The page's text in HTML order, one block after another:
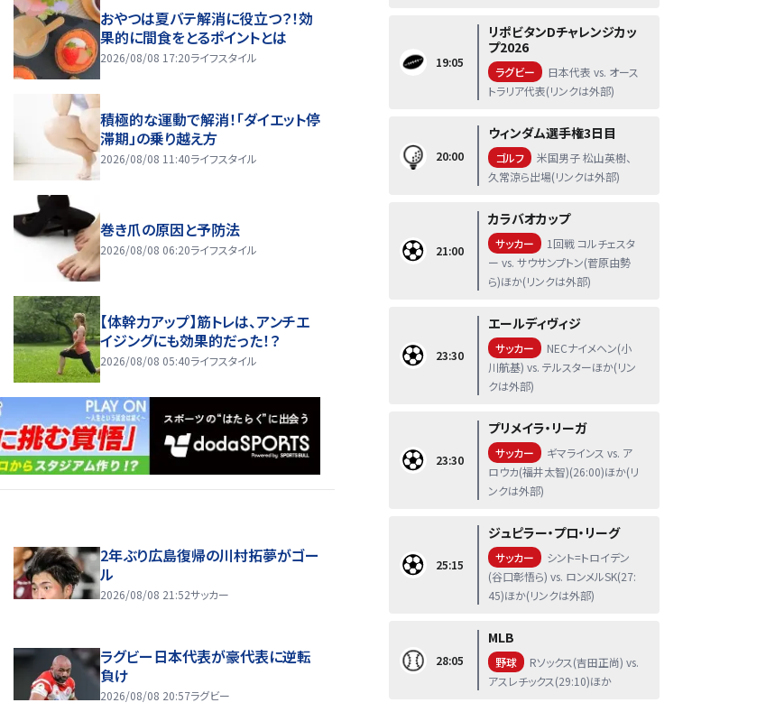
おやつは夏バテ解消に役立つ？！効
果的に間食をとるポイントとは
2026/08/08 17:20ライフスタイル
積極的な運動で解消！「ダイエット停
滞期」の乗り越え方
2026/08/08 11:40ライフスタイル
巻き爪の原因と予防法
2026/08/08 06:20ライフスタイル
【体幹力アップ】筋トレは、アンチエ
イジングにも効果的だった！？
2026/08/08 05:40ライフスタイル
2年ぶり広島復帰の川村拓夢がゴー
ル
2026/08/08 21:52サッカー
ラグビー日本代表が豪代表に逆転
負け
2026/08/08 20:57ラグビー
19:05
リポビタンDチャレンジカッ
プ2026
ラグビー
日本代表 vs. オース
トラリア代表(リンクは外部)
20:00
ウィンダム選手権3日目
ゴルフ
米国男子 松山英樹、
久常涼ら出場(リンクは外部)
21:00
カラバオカップ
サッカー
1回戦 コルチェスタ
ー vs. サウサンプトン(菅原由勢
ら)ほか(リンクは外部)
23:30
エールディヴィジ
サッカー
NECナイメヘン(小
川航基) vs. テルスターほか(リン
クは外部)
23:30
プリメイラ・リーガ
サッカー
ギマラインス vs. ア
ロウカ(福井太智)(26:00)ほか(リ
ンクは外部)
25:15
ジュピラー・プロ・リーグ
サッカー
シント=トロイデン
(谷口彰悟ら) vs. ロンメルSK(27:
45)ほか(リンクは外部)
28:05
MLB
野球
Rソックス(吉田正尚) vs.
アスレチックス(29:10)ほか